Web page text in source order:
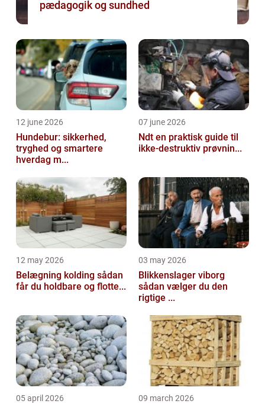
pædagogik og sundhed
12 june 2026
Hundebur: sikkerhed,
tryghed og smartere
hverdag m...
07 june 2026
Ndt en praktisk guide til
ikke-destruktiv prøvnin...
12 may 2026
Belægning kolding sådan
får du holdbare og flotte...
03 may 2026
Blikkenslager viborg
sådan vælger du den
rigtige ...
05 april 2026 09 march 2026